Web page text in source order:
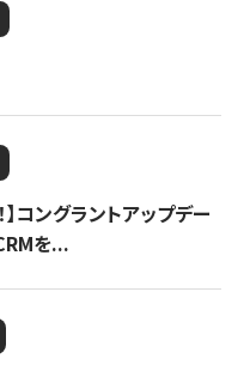
】コングラントアップデー
を...